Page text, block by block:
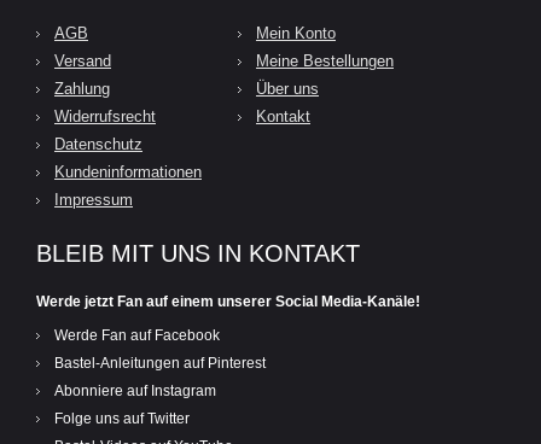
AGB
Versand
Zahlung
Widerrufsrecht
Datenschutz
Kundeninformationen
Impressum
Mein Konto
Meine Bestellungen
Über uns
Kontakt
BLEIB MIT UNS IN KONTAKT
Werde jetzt Fan auf einem unserer Social Media-Kanäle!
Werde Fan auf Facebook
Bastel-Anleitungen auf Pinterest
Abonniere auf Instagram
Folge uns auf Twitter